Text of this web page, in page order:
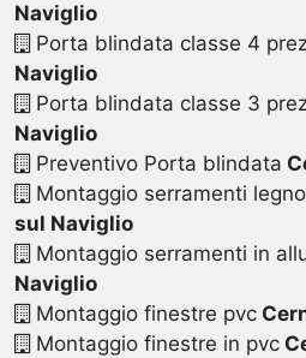
Naviglio
Porta blindata classe 4
Naviglio
Porta blindata classe 3
Naviglio
Preventivo Porta blindata
Montaggio serramenti
sul Naviglio
Montaggio serramenti in
Naviglio
Montaggio finestre pvc
Montaggio finestre in pvc